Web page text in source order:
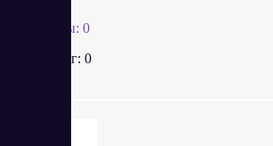
Отзывы: 0
Рейтинг: 0